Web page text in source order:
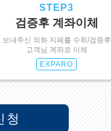
STEP3
검증후 계좌이체
보내주신 외화 지페를 수취/검증후
고객님 계좌로 이체
EXPARO
청